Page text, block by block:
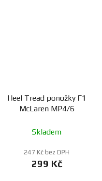
Heel Tread ponožky F1
McLaren MP4/6
Skladem
247 Kč bez DPH
299 Kč